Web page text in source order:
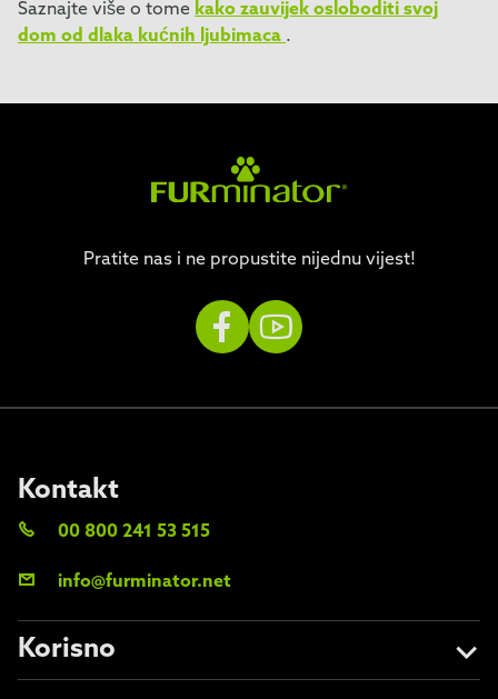
Saznajte više o tome kako zauvijek osloboditi svoj
dom od dlaka kućnih ljubimaca .
Pratite nas i ne propustite nijednu vijest!
Korisno
Kontakt
00 800 241 53 515
info@furminator.net